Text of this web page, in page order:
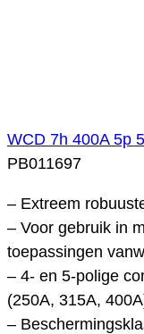
WCD 7h 400A 5p
PB011697
– Extreem
– Voor gebruik in
toepassingen
– 4- en 5-polige
(250A, 315A,
–